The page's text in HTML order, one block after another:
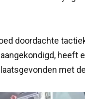
doordachte
heeft
met